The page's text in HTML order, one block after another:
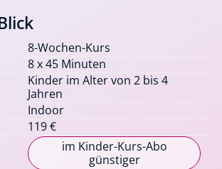
8-Wochen-Kurs
8 x 45 Minuten
Kinder im Alter von 2 bis 4
Jahren
Indoor
119 €
im Kinder-Kurs-Abo
günstiger